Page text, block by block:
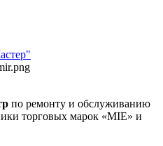
по ремонту и обслуживанию
торговых марок «MIE» и